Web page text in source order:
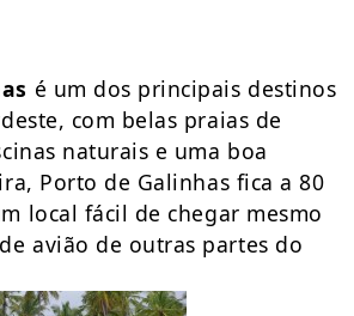
é um dos principais destinos
com belas praias de
naturais e uma boa
Porto de Galinhas fica a 80
local fácil de chegar mesmo
avião de outras partes do